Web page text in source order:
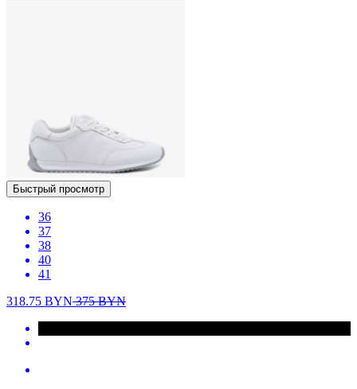
Быстрый просмотр
36
37
38
40
41
318.75 BYN375BYN